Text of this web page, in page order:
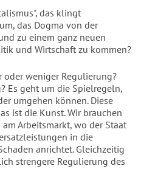
das klingt
das Dogma von der
zu einem ganz neuen
und Wirtschaft zu kommen?
oder weniger Regulierung?
Es geht um die Spielregeln,
umgehen können. Diese
ist die Kunst. Wir brauchen
Arbeitsmarkt, wo der Staat
in die
anrichtet. Gleichzeitig
strengere Regulierung des